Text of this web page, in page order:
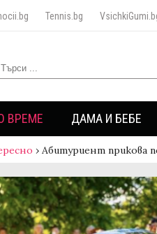
Tennis.bg
ВРЕМЕ ДАМА И БЕБЕ
› Абитуриент прикова